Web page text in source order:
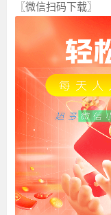
〖微信扫码下载〗